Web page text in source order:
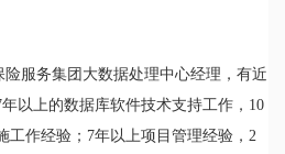
务集团大数据处理中心经理，有近
以上的数据库软件技术支持工作，10
工作经验；7年以上项目管理经验，2